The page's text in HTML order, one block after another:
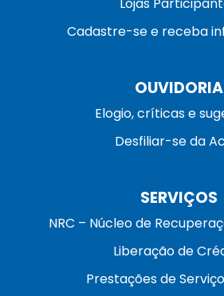
Cadastre-se e receba
OUVIDORIA
Elogio, críticas e
Desfiliar-se da
SERVIÇOS
NRC – Núcleo de
Liberação de
Prestações de